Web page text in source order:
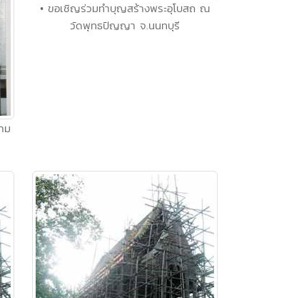
ม
• ขอเชิญร่วมทำบุญสร้างพระอุโบสถ ณ
วัดพุทธปัญญา จ.นนทบุรี